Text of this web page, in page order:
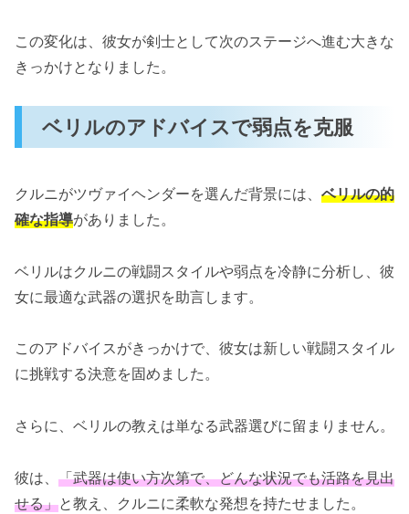
この変化は、彼女が剣士として次のステージへ進む大きな
きっかけとなりました。
ベリルのアドバイスで弱点を克服
クルニがツヴァイヘンダーを選んだ背景には、 ベリルの的
確な指導がありました。
ベリルはクルニの戦闘スタイルや弱点を冷静に分析し、彼
女に最適な武器の選択を助言します。
このアドバイスがきっかけで、彼女は新しい戦闘スタイル
に挑戦する決意を固めました。
さらに、ベリルの教えは単なる武器選びに留まりません。
彼は、 「武器は使い方次第で、どんな状況でも活路を見出
せる」と教え、クルニに柔軟な発想を持たせました。